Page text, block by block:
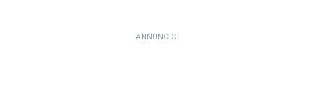
ANNUNCIO